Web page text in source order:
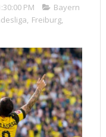
PM
Bayern
, Freiburg,